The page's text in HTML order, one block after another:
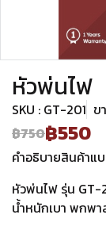
หัวพ่นไฟ
SKU : GT-201 ข
฿750฿550
คำอธิบายสินค้าแ
หัวพ่นไฟ รุ่น GT-
น้ำหนักเบา พกพา